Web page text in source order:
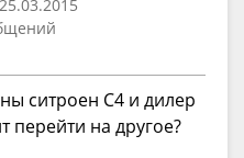
ситроен С4 и дилер
перейти на другое?